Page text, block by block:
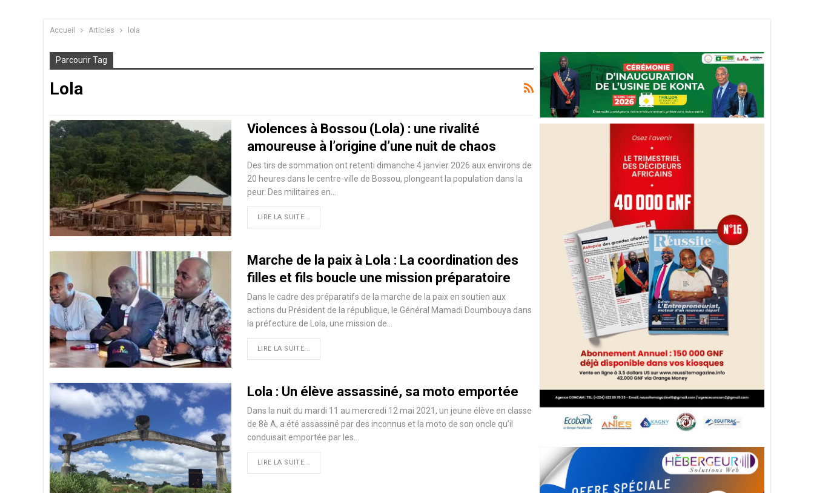
Accueil Articles lola
Parcourir Tag
Lola
Violences à Bossou (Lola) : une rivalité
amoureuse à l’origine d’une nuit de chaos
Des tirs de sommation ont retenti dimanche 4 janvier 2026 aux environs de
20 heures dans le centre-ville de Bossou, plongeant la population dans la
peur. Des militaires en…
LIRE LA SUITE...
Marche de la paix à Lola : La coordination des
filles et fils boucle une mission préparatoire
Dans le cadre des préparatifs de la marche de la paix en soutien aux
actions du Président de la république, le Général Mamadi Doumbouya dans
la préfecture de Lola, une mission de…
LIRE LA SUITE...
Lola : Un élève assassiné, sa moto emportée
Dans la nuit du mardi 11 au mercredi 12 mai 2021, un jeune élève en classe
de 8è A, a été assassiné par des inconnus et la moto de son oncle qu’il
conduisait emportée par les
LIRE LA SUITE...